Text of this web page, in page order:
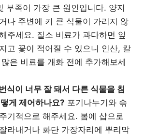
부족이 가장 큰 원인입니다. 양지
나 주변에 키 큰 식물이 가리지 않
주세요. 질소 비료가 과다하면 잎
고 꽃이 적어질 수 있으니 인산, 칼
은 비료를 개화 전에 추가해보세
식이 너무 잘 돼서 다른 식물을 침
게 제어하나요? 포기나누기와 솎
기적으로 해주세요. 봄에 삽으로
라내거나 화단 가장자리에 뿌리막